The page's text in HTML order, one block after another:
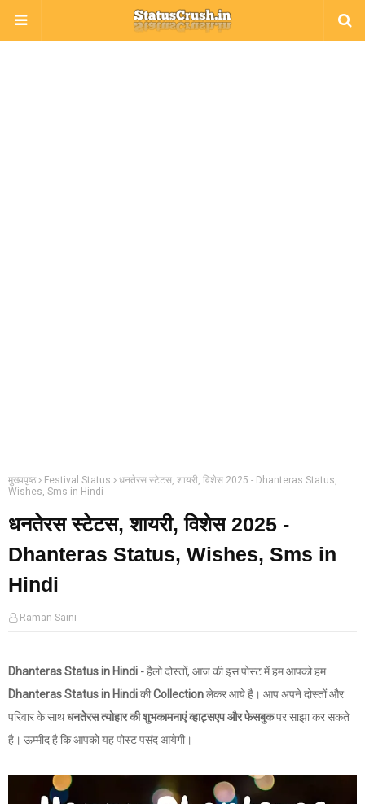
मुख्यपृष्ठ Festival Status
धनतेरस स्टेटस, शायरी, विशेस 2025 - Dhanteras Status,
Wishes, Sms in Hindi
धनतेरस स्टेटस, शायरी, विशेस 2025 -
Dhanteras Status, Wishes, Sms in
Hindi
Raman Saini
Dhanteras Status in Hindi -हैलो दोस्तों, आज की इस पोस्ट में हम आपको हम
Dhanteras Status in HindiकीCollectionलेकर आये है। आप अपने दोस्तों और
परिवार के साथधनतेरस त्योहार की शुभकामनाएं व्हाट्सएप और फेसबुकपर साझा कर सकते
है। ऊम्मीद है कि आपको यह पोस्ट पसंद आयेगी।